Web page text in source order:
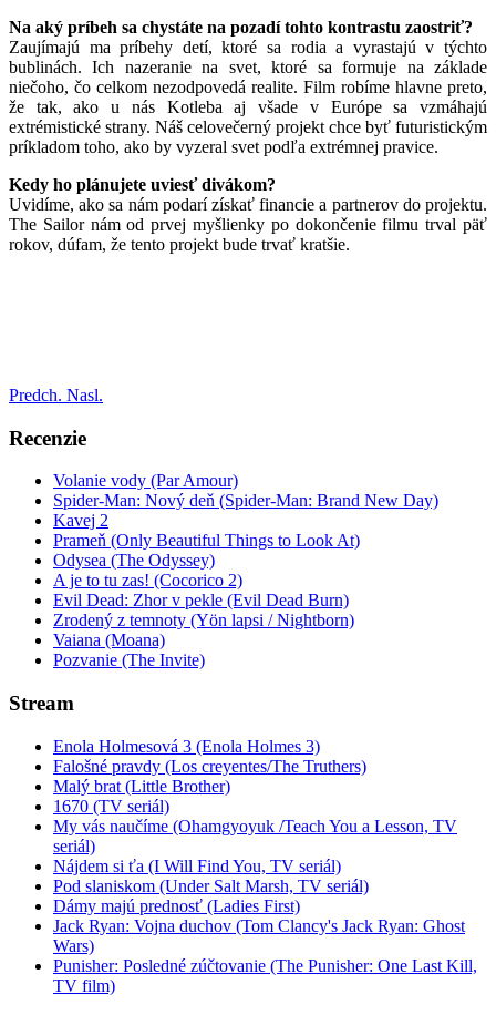
Na aký príbeh sa chystáte na pozadí tohto kontrastu zaostriť?
Zaujímajú ma príbehy detí, ktoré sa rodia a vyrastajú v týchto
bublinách. Ich nazeranie na svet, ktoré sa formuje na základe
niečoho, čo celkom nezodpovedá realite. Film robíme hlavne preto,
že tak, ako u nás Kotleba aj všade v Európe sa vzmáhajú
extrémistické strany. Náš celovečerný projekt chce byť futuristickým
príkladom toho, ako by vyzeral svet podľa extrémnej pravice.
Kedy ho plánujete uviesť divákom?
Uvidíme, ako sa nám podarí získať financie a partnerov do projektu.
The Sailor nám od prvej myšlienky po dokončenie filmu trval päť
rokov, dúfam, že tento projekt bude trvať kratšie.
Predch. Nasl.
Recenzie
Volanie vody (Par Amour)
Spider-Man: Nový deň (Spider-Man: Brand New Day)
Kavej 2
Prameň (Only Beautiful Things to Look At)
Odysea (The Odyssey)
A je to tu zas! (Cocorico 2)
Evil Dead: Zhor v pekle (Evil Dead Burn)
Zrodený z temnoty (Yön lapsi / Nightborn)
Vaiana (Moana)
Pozvanie (The Invite)
Stream
Enola Holmesová 3 (Enola Holmes 3)
Falošné pravdy (Los creyentes/The Truthers)
Malý brat (Little Brother)
1670 (TV seriál)
My vás naučíme (Ohamgyoyuk /Teach You a Lesson, TV
seriál)
Nájdem si ťa (I Will Find You, TV seriál)
Pod slaniskom (Under Salt Marsh, TV seriál)
Dámy majú prednosť (Ladies First)
Jack Ryan: Vojna duchov (Tom Clancy's Jack Ryan: Ghost
Wars)
Punisher: Posledné zúčtovanie (The Punisher: One Last Kill,
TV film)